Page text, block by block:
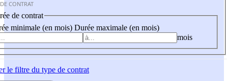
CONTRAT
de contrat
minimale (en mois) Durée maximale (en mois)
mois
le filtre du type de contrat